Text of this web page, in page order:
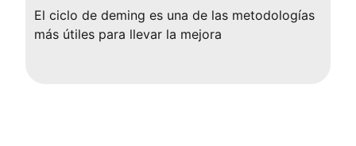
El ciclo de deming es una de las metodologías
más útiles para llevar la mejora